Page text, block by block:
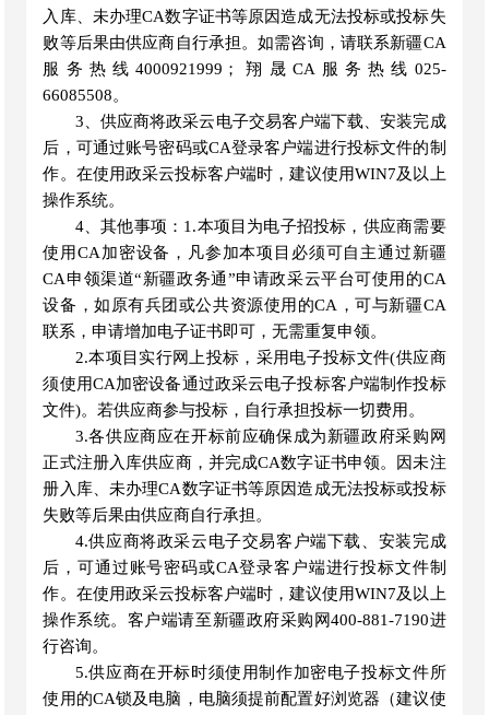
入库、未办理CA数字证书等原因造成无法投标或投标失
败等后果由供应商自行承担。如需咨询，请联系新疆CA
服务热线4000921999；翔晟CA服务热线025-
66085508。
3、供应商将政采云电子交易客户端下载、安装完成
后，可通过账号密码或CA登录客户端进行投标文件的制
作。在使用政采云投标客户端时，建议使用WIN7及以上
操作系统。
4、其他事项：1.本项目为电子招投标，供应商需要
使用CA加密设备，凡参加本项目必须可自主通过新疆
CA申领渠道“新疆政务通”申请政采云平台可使用的CA
设备，如原有兵团或公共资源使用的CA，可与新疆CA
联系，申请增加电子证书即可，无需重复申领。
2.本项目实行网上投标，采用电子投标文件(供应商
须使用CA加密设备通过政采云电子投标客户端制作投标
文件)。若供应商参与投标，自行承担投标一切费用。
3.各供应商应在开标前应确保成为新疆政府采购网
正式注册入库供应商，并完成CA数字证书申领。因未注
册入库、未办理CA数字证书等原因造成无法投标或投标
失败等后果由供应商自行承担。
4.供应商将政采云电子交易客户端下载、安装完成
后，可通过账号密码或CA登录客户端进行投标文件制
作。在使用政采云投标客户端时，建议使用WIN7及以上
操作系统。客户端请至新疆政府采购网400-881-7190进
行咨询。
5.供应商在开标时须使用制作加密电子投标文件所
使用的CA锁及电脑，电脑须提前配置好浏览器（建议使